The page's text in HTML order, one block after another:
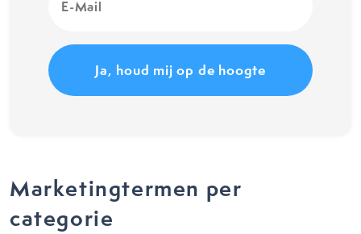
Mail
Marketingtermen per
categorie